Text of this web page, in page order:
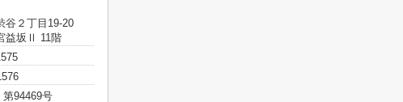
谷２丁目19-20
益坂Ⅱ 11階
94469号